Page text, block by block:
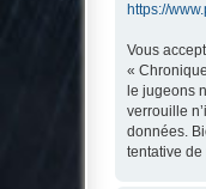
https://
Vous
«
le jugeons
verrouille
données.
tentative